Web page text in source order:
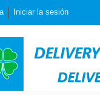
Iniciar la sesión